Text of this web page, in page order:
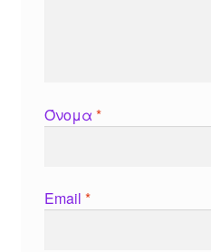
Όνομα *
Email *